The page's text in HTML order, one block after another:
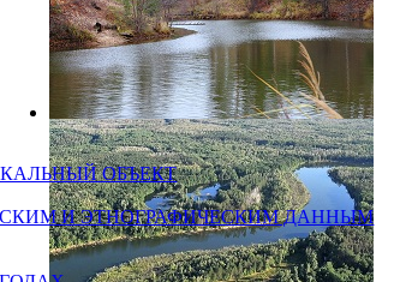
ОБЪЕКТ
И ЭТНОГРАФИЧЕСКИМ ДАННЫМ